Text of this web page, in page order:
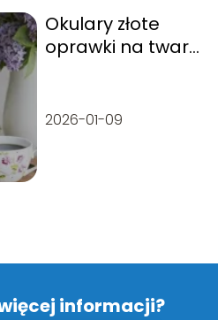
Okulary złote
oprawki na twarzy
wybór?
2026-01-09
informacji?